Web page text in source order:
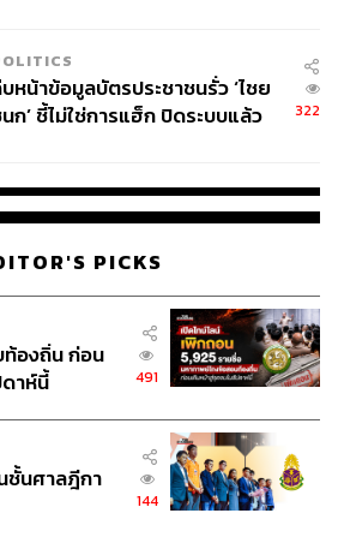
หน้าข้อมูลบัตรประชาชนรั่ว ‘ไชย
ก’ ชี้ไม่ใช่การแฮ็ก ปิดระบบแล้ว
322
PICKS
องถิ่น ก่อน
าห์นี้
491
ชั้นศาลฎีกา
144